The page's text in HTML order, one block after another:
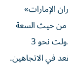
الإمارات»
من حيث السعة
المقعدية المجدولة لشهر أغسطس، بعدما جدولت نحو 3